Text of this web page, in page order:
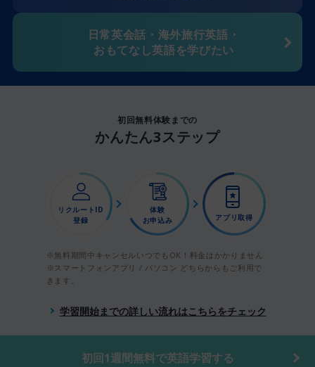
日常英会話・海外旅行英語・
おもてなし英語を学びたい
初回無料体験までの
かんたん3ステップ
リクルートID
登録
体験
お申込み
アプリ取得
※無料期間中キャンセルいつでもOK！料金はかかりません
※スマートフォンアプリ / パソコン どちらからもご利用で
きます。
学習開始までの詳しい流れはこちらをチェック
初回1週間無料で英語学習する